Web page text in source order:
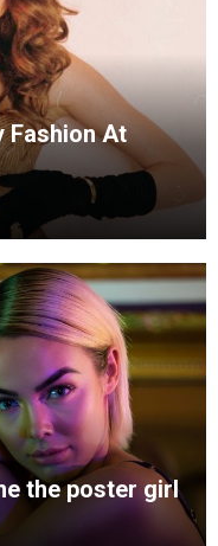
Fashion At
the poster girl